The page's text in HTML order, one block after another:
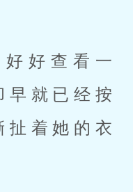
好查看一
早就已经按
扯着她的衣